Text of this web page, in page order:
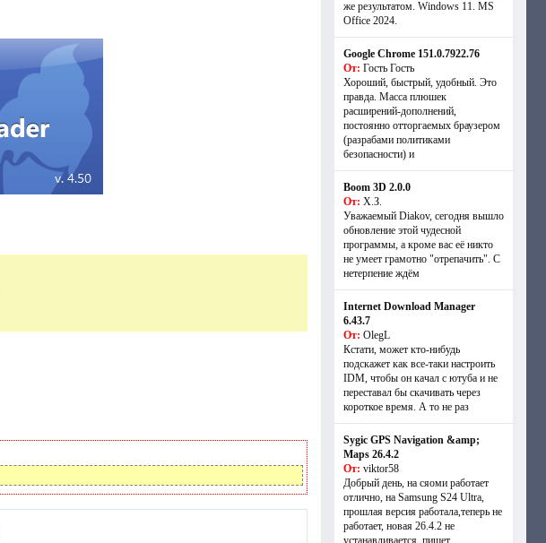
же результатом. Windows 11. MS
Offiсe 2024.
Google Chrome 151.0.7922.76
От: Гость Гость
Хороший, быстрый, удобный. Это
правда. Масса плюшек
расширений-дополнений,
постоянно отторгаемых браузером
(разрабами политиками
безопасности) и
Boom 3D 2.0.0
От: Х.З.
Уважаемый Diakov, сегодня вышло
обновление этой чудесной
программы, а кроме вас её никто
не умеет грамотно "отрепачить". С
нетерпение ждём
Internet Download Manager
6.43.7
От: OlegL
Кстати, может кто-нибудь
подскажет как все-таки настроить
IDM, чтобы он качал с ютуба и не
переставал бы скачивать через
короткое время. А то не раз
Sygic GPS Navigation &amp;
Maps 26.4.2
От: viktor58
Добрый день, на сяоми работает
отлично, на Samsung S24 Ultra,
прошлая версия работала,теперь не
работает, новая 26.4.2 не
устанавливается. пишет,